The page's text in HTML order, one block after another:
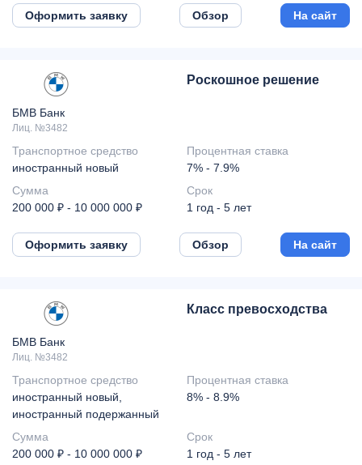
Оформить заявку Обзор На сайт
БМВ Банк
Лиц. №3482
Роскошное решение
Транспортное средство
иностранный новый
Процентная ставка
7% - 7.9%
Сумма
200 000 ₽ - 10 000 000 ₽
Срок
1 год - 5 лет
Оформить заявку Обзор На сайт
БМВ Банк
Лиц. №3482
Класс превосходства
Транспортное средство
иностранный новый,
иностранный подержанный
Процентная ставка
8% - 8.9%
Сумма
200 000 ₽ - 10 000 000 ₽
Срок
1 год - 5 лет